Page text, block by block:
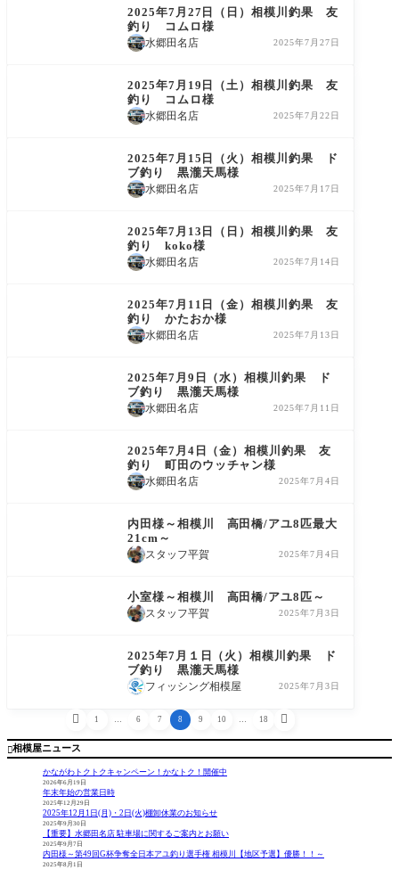
2025年7月27日（日）相模川釣果 友
釣り コムロ様
水郷田名店 2025年7月27日
2025年7月19日（土）相模川釣果 友
釣り コムロ様
水郷田名店 2025年7月22日
2025年7月15日（火）相模川釣果 ド
ブ釣り 黒瀧天馬様
水郷田名店 2025年7月17日
2025年7月13日（日）相模川釣果 友
釣り koko様
水郷田名店 2025年7月14日
2025年7月11日（金）相模川釣果 友
釣り かたおか様
水郷田名店 2025年7月13日
2025年7月9日（水）相模川釣果 ド
ブ釣り 黒瀧天馬様
水郷田名店 2025年7月11日
2025年7月4日（金）相模川釣果 友
釣り 町田のウッチャン様
水郷田名店 2025年7月4日
内田様～相模川 高田橋/アユ8匹最大
21cm～
スタッフ平賀 2025年7月4日
小室様～相模川 高田橋/アユ8匹～
スタッフ平賀 2025年7月3日
2025年7月１日（火）相模川釣果 ド
ブ釣り 黒瀧天馬様
フィッシング相模屋 2025年7月3日
 1 … 6 7 8 9 10 … 18 
相模屋ニュース
かながわトクトクキャンペーン！かなトク！開催中
2026年6月19日
年末年始の営業日時
2025年12月29日
2025年12月1日(月)・2日(火)棚卸休業のお知らせ
2025年9月30日
【重要】水郷田名店 駐車場に関するご案内とお願い
2025年9月7日
内田様～第49回G杯争奪全日本アユ釣り選手権 相模川【地区予選】優勝！！～
2025年8月1日